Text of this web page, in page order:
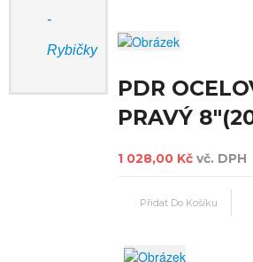
-
Rybičky
PDR
PRAVÝ
1 028,00 Kč vč. DPH